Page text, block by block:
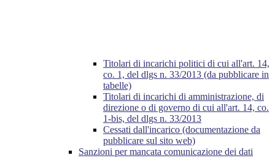
Titolari di incarichi politici di cui all'art. 14,
co. 1, del dlgs n. 33/2013 (da pubblicare in
tabelle)
Titolari di incarichi di amministrazione, di
direzione o di governo di cui all'art. 14, co.
1-bis, del dlgs n. 33/2013
Cessati dall'incarico (documentazione da
pubblicare sul sito web)
Sanzioni per mancata comunicazione dei dati